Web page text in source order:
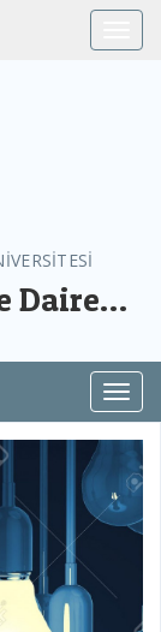
Daire
Next